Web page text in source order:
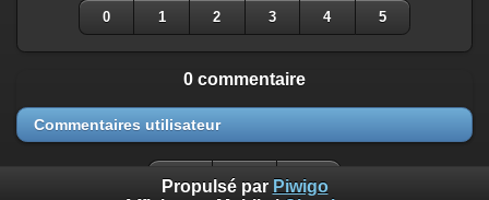
0 1 2 3 4 5
0 commentaire
Commentaires utilisateur
Propulsé par Piwigo